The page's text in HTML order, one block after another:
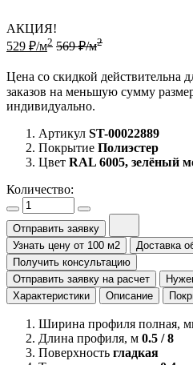
АКЦИЯ!
529 ₽/м2 569 ₽/м2
Цена со скидкой действительна
заказов на меньшую сумму
индивидуально.
Артикул ST-00022889
Покрытие Полиэстер
Цвет RAL 6005, зелёный
Количество:
Отправить заявку
Узнать цену от 100 м2
Доставка
Получить консультацию
Отправить заявку на расчет
Характеристики
Описание
Ширина профиля полная,
Длина профиля, м 0.5 / 8
Поверхность гладкая